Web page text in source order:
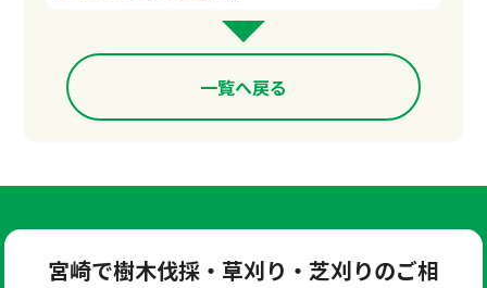
一覧へ戻る
宮崎で樹木伐採・草刈り・芝刈りのご相